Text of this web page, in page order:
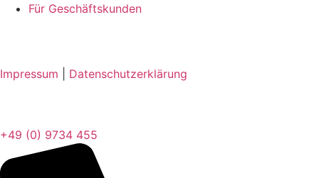
Für Geschäftskunden
Impressum Datenschutzerklärung
+49 (0) 9734 455